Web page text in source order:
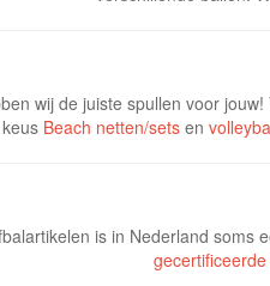
wij de juiste spullen voor jouw!
keus Beach netten/sets en
is in Nederland